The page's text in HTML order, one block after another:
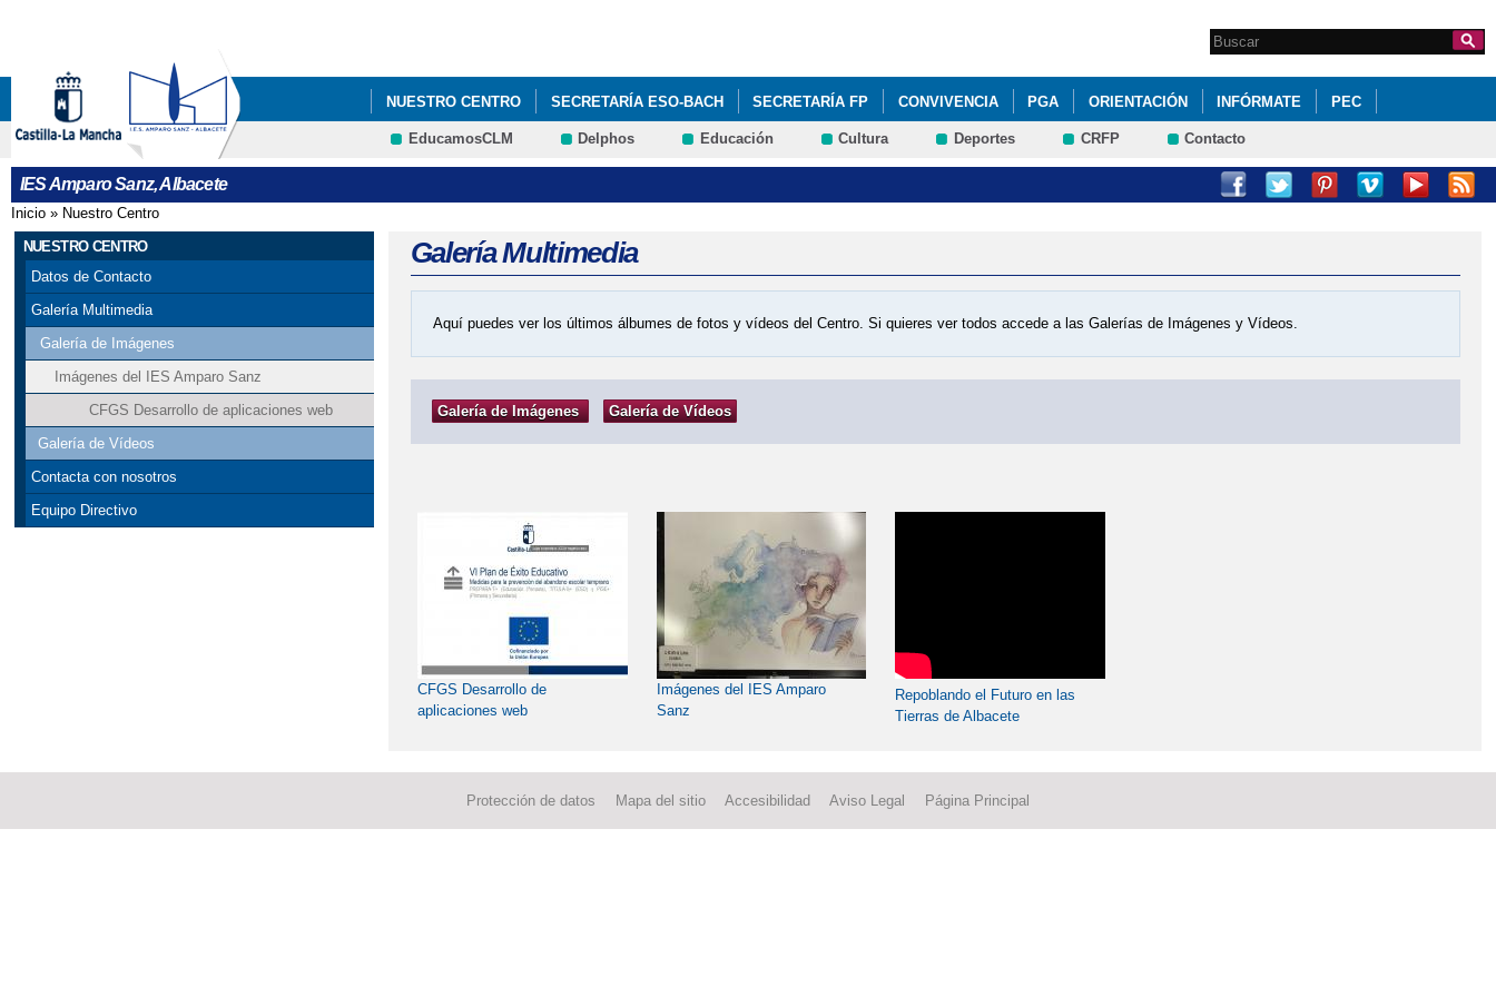
Formulario de
búsqueda
Search this site
NUESTRO CENTRO SECRETARÍA ESO-BACH SECRETARÍA FP CONVIVENCIA PGA ORIENTACIÓN INFÓRMATE PEC
PROYECTOS AMPA
EducamosCLM Delphos Educación Cultura Deportes CRFP Contacto
IES Amparo Sanz, Albacete
Se encuentra usted aquí
Inicio » Nuestro Centro
NUESTRO CENTRO
Datos de Contacto
Galería Multimedia
Galería de Imágenes
Imágenes del IES Amparo Sanz
CFGS Desarrollo de aplicaciones web
Galería de Vídeos
Contacta con nosotros
Equipo Directivo
Galería Multimedia
Aquí puedes ver los últimos álbumes de fotos y vídeos del Centro. Si quieres ver todos accede a las Galerías de Imágenes y Vídeos.
Galería de Imágenes Galería de Vídeos
CFGS Desarrollo de
aplicaciones web
Imágenes del IES Amparo
Sanz
Repoblando el Futuro en las
Tierras de Albacete
Protección de datos Mapa del sitio Accesibilidad Aviso Legal Página Principal